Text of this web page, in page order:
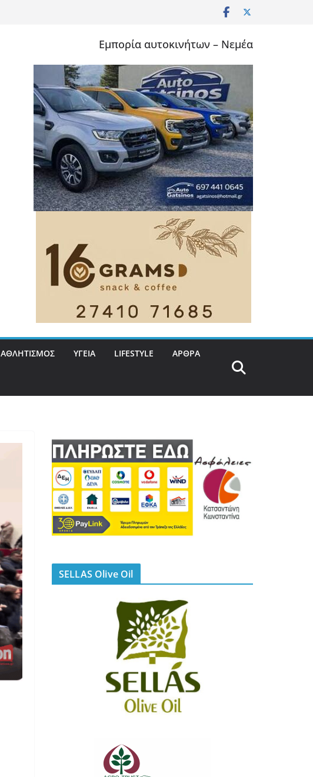
Εμπορία αυτοκινήτων – Νεμέα
ΑΘΛΗΤΙΣΜΟΣ ΥΓΕΙΑ LIFESTYLE ΑΡΘΡΑ
SELLAS Olive Oil